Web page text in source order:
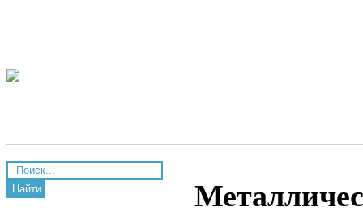
Найти